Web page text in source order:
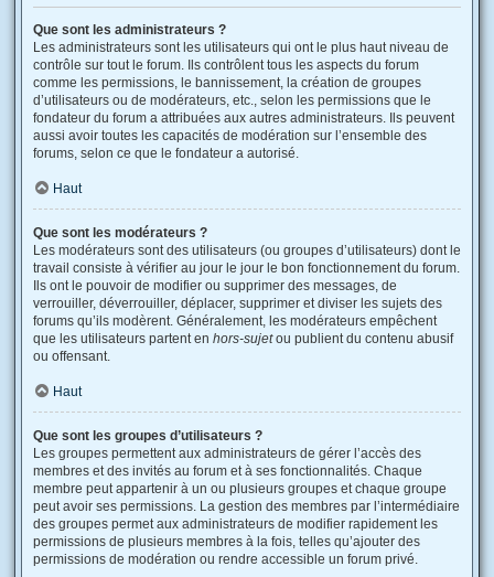
Que sont les administrateurs ?
Les administrateurs sont les utilisateurs qui ont le plus haut niveau de
contrôle sur tout le forum. Ils contrôlent tous les aspects du forum
comme les permissions, le bannissement, la création de groupes
d’utilisateurs ou de modérateurs, etc., selon les permissions que le
fondateur du forum a attribuées aux autres administrateurs. Ils peuvent
aussi avoir toutes les capacités de modération sur l’ensemble des
forums, selon ce que le fondateur a autorisé.
Haut
Que sont les modérateurs ?
Les modérateurs sont des utilisateurs (ou groupes d’utilisateurs) dont le
travail consiste à vérifier au jour le jour le bon fonctionnement du forum.
Ils ont le pouvoir de modifier ou supprimer des messages, de
verrouiller, déverrouiller, déplacer, supprimer et diviser les sujets des
forums qu’ils modèrent. Généralement, les modérateurs empêchent
que les utilisateurs partent en hors-sujetou publient du contenu abusif
ou offensant.
Haut
Que sont les groupes d’utilisateurs ?
Les groupes permettent aux administrateurs de gérer l’accès des
membres et des invités au forum et à ses fonctionnalités. Chaque
membre peut appartenir à un ou plusieurs groupes et chaque groupe
peut avoir ses permissions. La gestion des membres par l’intermédiaire
des groupes permet aux administrateurs de modifier rapidement les
permissions de plusieurs membres à la fois, telles qu’ajouter des
permissions de modération ou rendre accessible un forum privé.